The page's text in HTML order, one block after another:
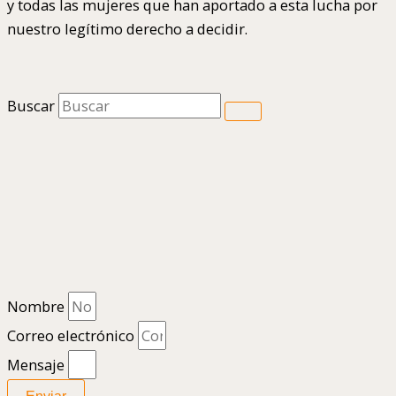
y todas las mujeres que han aportado a esta lucha por
nuestro legítimo derecho a decidir.
Buscar
Nombre
Correo electrónico
Mensaje